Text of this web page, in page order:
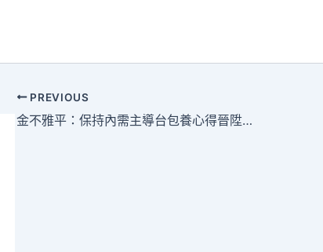
PREVIOUS
金不雅平：保持內需主導台包養心得晉陞成長斷定性